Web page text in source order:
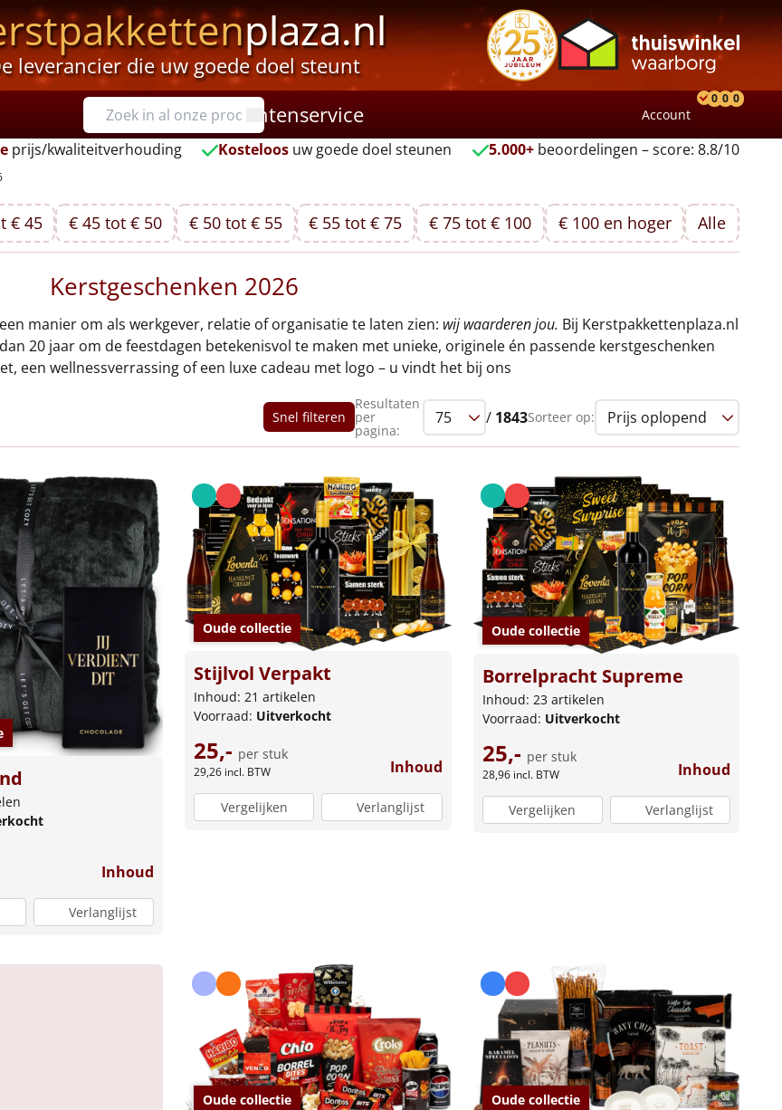
plaza.nl
leverancier die uw goede doel steunt
Klantenservice Account
0 0 0
prijs/kwaliteitverhouding Kosteloos uw goede doel steunen 5.000+ beoordelingen – score: 8.8/10
€ 45 € 45 tot € 50 € 50 tot € 55 € 55 tot € 75 € 75 tot € 100 € 100 en hoger Alle
Kerstgeschenken 2026
manier om als werkgever, relatie of organisatie te laten zien: wij waarderen jou. Bij Kerstpakkettenplaza.nl
20 jaar om de feestdagen betekenisvol te maken met unieke, originele én passende kerstgeschenken
een wellnessverrassing of een luxe cadeau met logo – u vindt het bij ons
Snel filteren
Resultaten
per
pagina:
/ 1843Sorteer op:
Inhoud
Verlanglijst
Oude collectie
Stijlvol Verpakt
Inhoud: 21 artikelen
Voorraad: Uitverkocht
25,- per stuk
29,26 incl. BTW Inhoud
Vergelijken Verlanglijst
Oude collectie
Borrelpracht Supreme
Inhoud: 23 artikelen
Voorraad: Uitverkocht
25,- per stuk
28,96 incl. BTW Inhoud
Vergelijken Verlanglijst
Oude collectie Oude collectie